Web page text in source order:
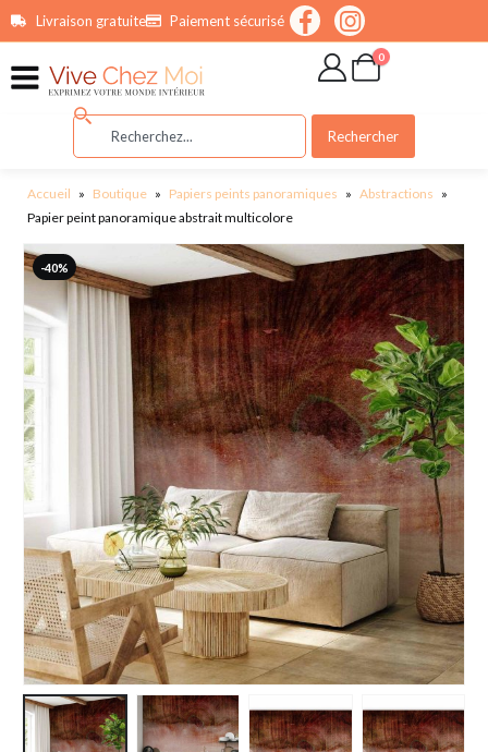
principalLivraison gratuite Paiement sécurisé
0
Rechercher
Accueil » Boutique » Papiers peints panoramiques » Abstractions »
Papier peint panoramique abstrait multicolore
-40%